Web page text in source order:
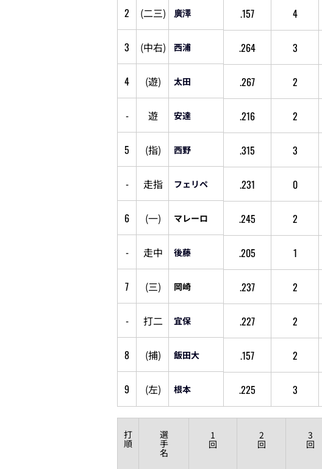
2 (二三) 廣澤 .157 4
3 (中右) 西浦 .264 3
4 (遊) 太田 .267 2
- 遊 安達 .216 2
5 (指) 西野 .315 3
- 走指 フェリペ .231 0
6 (一) マレーロ .245 2
- 走中 後藤 .205 1
7 (三) 岡崎 .237 2
- 打二 宜保 .227 2
8 (捕) 飯田大 .157 2
9 (左) 根本 .225 3
打
順
選
手
名
1
回
2
回
3
回